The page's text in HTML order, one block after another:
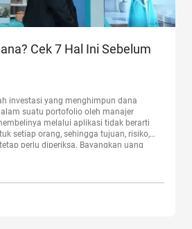
Cek 7 Hal Ini Sebelum
investasi yang menghimpun dana
suatu portofolio oleh manajer
melalui aplikasi tidak berarti
setiap orang, sehingga tujuan, risiko,
perlu diperiksa. Bayangkan uang
memerlukan